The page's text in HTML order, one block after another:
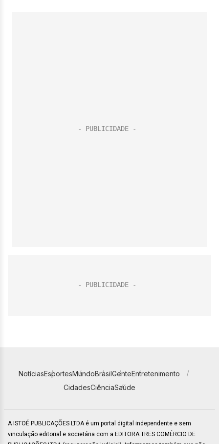
NotíciasEsportesMundoBrasilGenteEntretenimento
CidadesCiênciaSaúde
A ISTOÉ PUBLICAÇÕES LTDA é um portal digital independente e sem
vinculação editorial e societária com a EDITORA TRES COMÉRCIO DE